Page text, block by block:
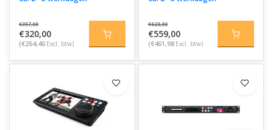
€357,00
€320,00
(€264,46 Excl. btw)
€623,00
€559,00
(€461,98 Excl. btw)